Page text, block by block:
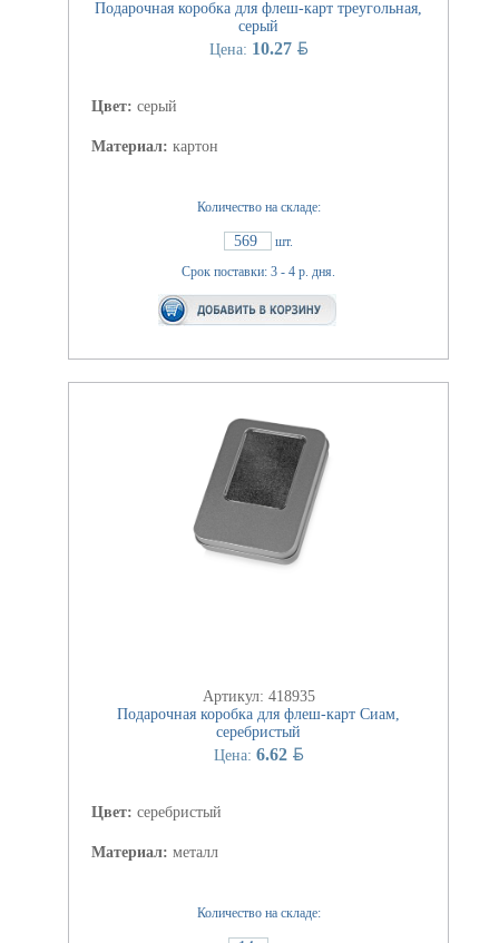
Подарочная коробка для флеш-карт треугольная,
серый
Цена: 10.27 BYN
Цвет: серый
Материал: картон
Количество на складе:
569
шт.
Срок поставки: 3 - 4 р. дня.
Артикул: 418935
Подарочная коробка для флеш-карт Сиам,
серебристый
Цена: 6.62 BYN
Цвет: серебристый
Материал: металл
Количество на складе: